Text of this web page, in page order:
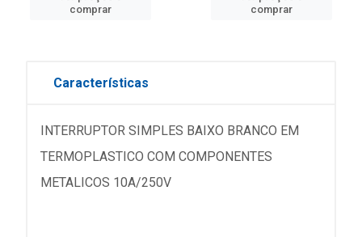
comprar
comprar
Características
INTERRUPTOR SIMPLES BAIXO BRANCO EM
TERMOPLASTICO COM COMPONENTES
METALICOS 10A/250V